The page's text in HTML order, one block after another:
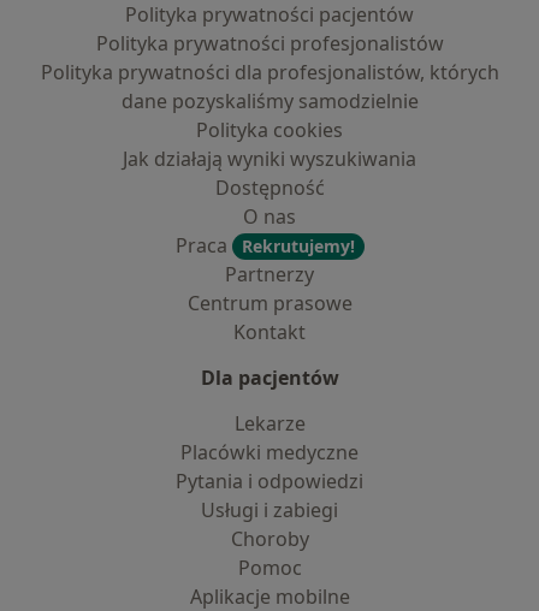
Polityka prywatności pacjentów
Polityka prywatności profesjonalistów
Polityka prywatności dla profesjonalistów, których
dane pozyskaliśmy samodzielnie
Polityka cookies
Jak działają wyniki wyszukiwania
Dostępność
O nas
Praca
Rekrutujemy!
Partnerzy
Centrum prasowe
Kontakt
Dla pacjentów
Lekarze
Placówki medyczne
Pytania i odpowiedzi
Usługi i zabiegi
Choroby
Pomoc
Aplikacje mobilne